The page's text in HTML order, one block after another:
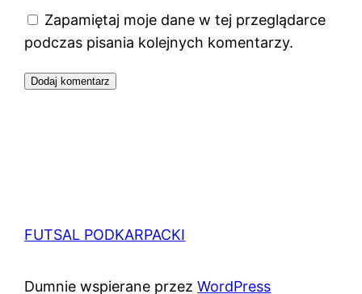
Zapamiętaj moje dane w tej przeglądarce
podczas pisania kolejnych komentarzy.
FUTSAL PODKARPACKI
Dumnie wspierane przezWordPress